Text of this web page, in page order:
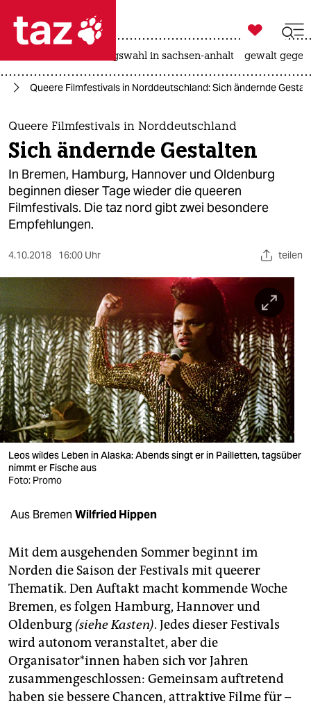
 taz zahl ich
taz zahl ich
themen
politik
öko
gesellschaft
kultur
sport
berlin
nord
wahrheit
verlag
verlag
veranstaltungen
shop
fragen & hilfe
unterstützen
abo
genossenschaft
epaper login

taz zahl ich
landtagswahl in sachsen-anhalt gewalt
Queere Filmfestivals in Norddeutschland: Sich ändernde
Queere Filmfestivals in Norddeutschland
Sich ändernde Gestalten
In Bremen, Hamburg, Hannover und Oldenburg
beginnen dieser Tage wieder die queeren
Filmfestivals. Die taz nord gibt zwei besondere
Empfehlungen.
4.10.2018 16:00 Uhr teilen
Leos wildes Leben in Alaska: Abends singt er in Pailletten, tagsüber
nimmt er Fische aus
Foto: Promo
Aus Bremen Wilfried Hippen
Mit dem ausgehenden Sommer beginnt im
Norden die Saison der Festivals mit queerer
Thematik. Den Auftakt macht kommende Woche
Bremen, es folgen Hamburg, Hannover und
Oldenburg (siehe Kasten). Jedes dieser Festivals
wird autonom veranstaltet, aber die
Organisator*innen haben sich vor Jahren
zusammengeschlossen: Gemeinsam auftretend
haben sie bessere Chancen, attraktive Filme für –